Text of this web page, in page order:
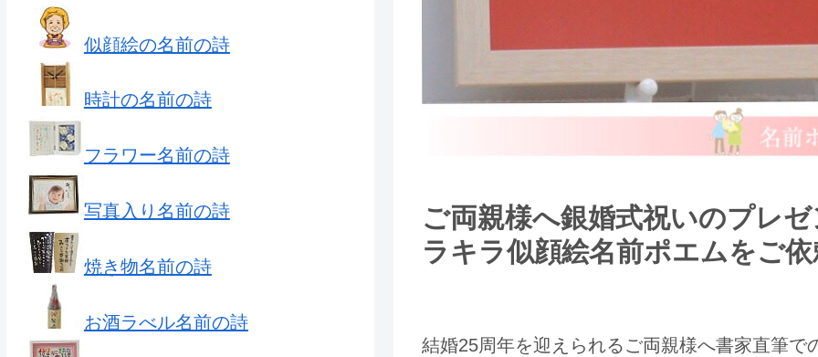
ご両親様へ銀婚式祝いのプレ
ラキラ似顔絵名前ポエムをご
結婚25周年を迎えられるご両親様へ書家直筆
似顔絵の名前の詩
時計の名前の詩
フラワー名前の詩
写真入り名前の詩
焼き物名前の詩
お酒ラべル名前の詩